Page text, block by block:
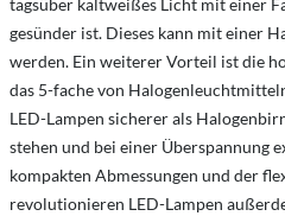
tagsüber kaltweißes Licht mit einer
gesünder ist. Dieses kann mit einer
werden. Ein weiterer Vorteil ist die
das 5-fache von
LED-Lampen sicherer als
stehen und bei einer Überspannung
kompakten Abmessungen und der
revolutionieren LED-Lampen